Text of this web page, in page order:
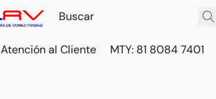
Atención al Cliente MTY: 81 8084 7401